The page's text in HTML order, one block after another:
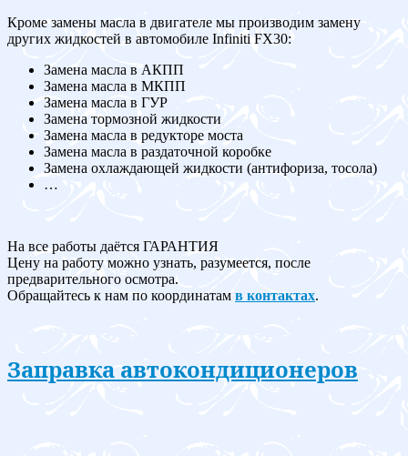
Кроме замены масла в двигателе мы производим замену
других жидкостей в автомобиле Infiniti FX30:
Замена масла в АКПП
Замена масла в МКПП
Замена масла в ГУР
Замена тормозной жидкости
Замена масла в редукторе моста
Замена масла в раздаточной коробке
Замена охлаждающей жидкости (антифориза, тосола)
…
На все работы даётся ГАРАНТИЯ
Цену на работу можно узнать, разумеется, после
предварительного осмотра.
Обращайтесь к нам по координатам в контактах.
Заправка автокондиционеров